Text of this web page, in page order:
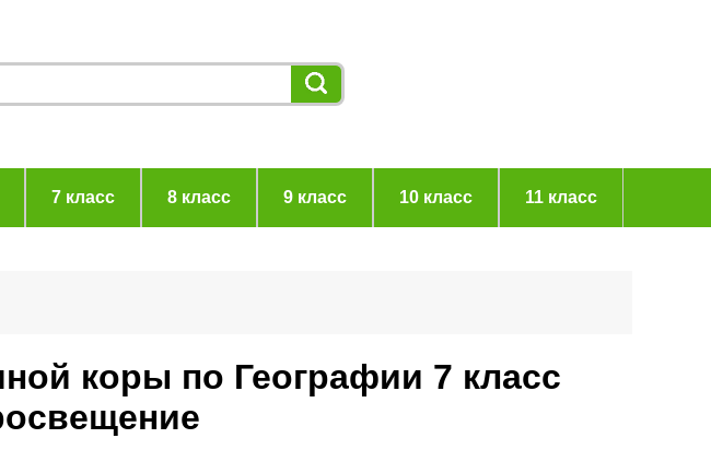
7 класс 8 класс 9 класс 10 класс 11 класс
коры по Географии 7 класс